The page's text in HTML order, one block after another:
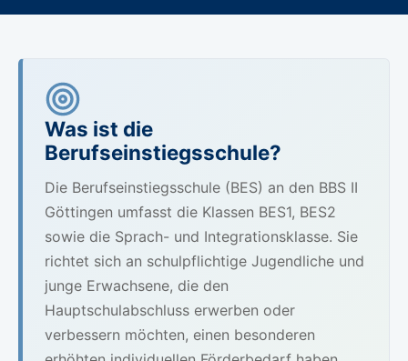
Was ist die
Berufseinstiegsschule?
Die Berufseinstiegsschule (BES) an den BBS II
Göttingen umfasst die Klassen BES1, BES2
sowie die Sprach- und Integrationsklasse. Sie
richtet sich an schulpflichtige Jugendliche und
junge Erwachsene, die den
Hauptschulabschluss erwerben oder
verbessern möchten, einen besonderen